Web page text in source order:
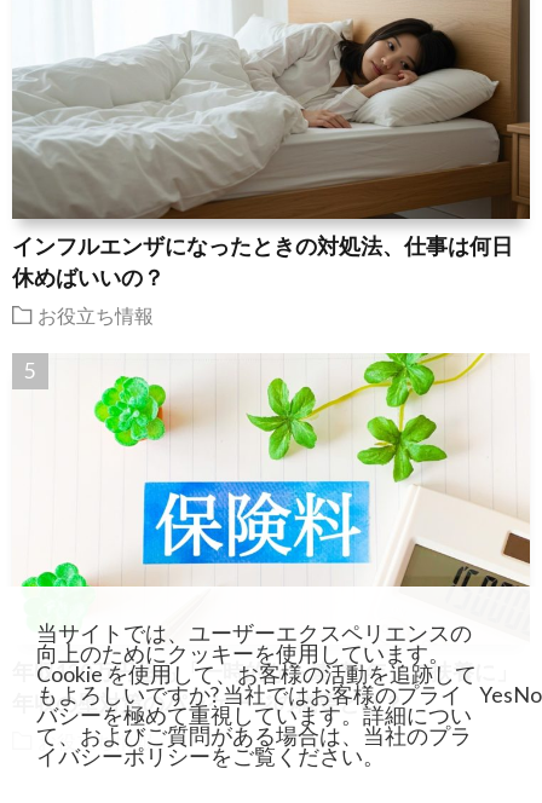
インフルエンザになったときの対処法、仕事は何日
休めばいいの？
お役立ち情報
年収130万円超も「一時的なら連続2年まで扶養に」
年収の壁対策のパッケージの概要とは？
お役立ち情報
当サイトでは、ユーザーエクスペリエンスの
向上のためにクッキーを使用しています。
Cookie を使用して、お客様の活動を追跡して
もよろしいですか? 当社ではお客様のプライ
バシーを極めて重視しています。詳細につい
て、およびご質問がある場合は、当社のプラ
イバシーポリシーをご覧ください。
YesNo